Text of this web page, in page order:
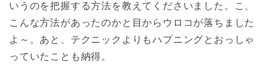
いうのを把握する方法を教えてくださいました。こ、
こんな方法があったのかと目からウロコが落ちました
よ～。あと、テクニックよりもハプニングとおっしゃ
っていたことも納得。